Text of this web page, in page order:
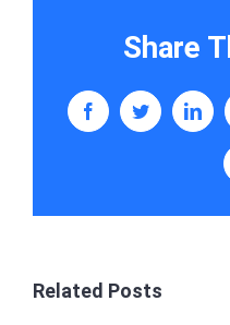
Share
FacebookTwitter
Related Posts